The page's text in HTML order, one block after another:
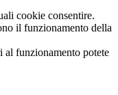
cookie consentire.
il funzionamento della
al funzionamento potete